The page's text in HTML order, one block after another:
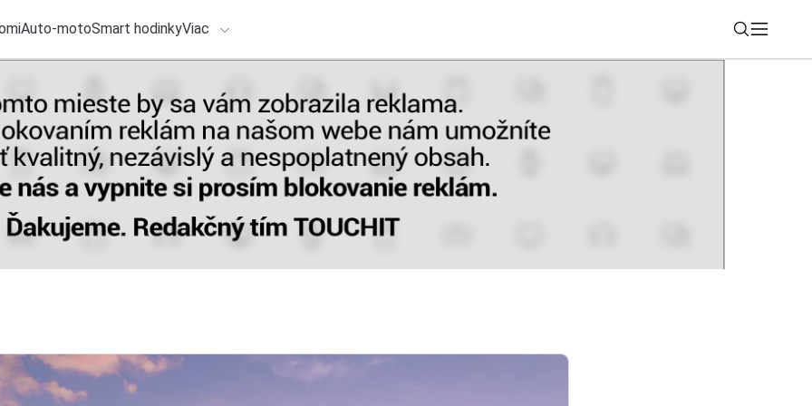
Auto-motoSmart hodinkyViac
BY VÁS ZAUJÍMAŤ
4. augusta 2026 • 4m
objednať aj v ďalších atraktívnych variantoch
správy
Zadajte frázu pre vyhľadanie